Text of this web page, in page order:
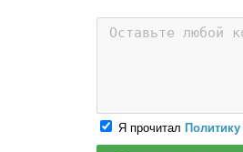
Я прочитал